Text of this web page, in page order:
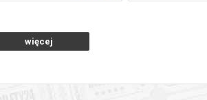
więcej